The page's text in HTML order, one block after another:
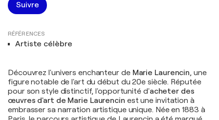
Suivre
RÉFÉRENCES
Artiste célèbre
Découvrez l'univers enchanteur de Marie Laurencin, une
figure notable de l'art du début du 20e siècle. Réputée
pour son style distinctif, l'opportunité d'acheter des
œuvres d'art de Marie Laurencin est une invitation à
embrasser sa narration artistique unique. Née en 1883 à